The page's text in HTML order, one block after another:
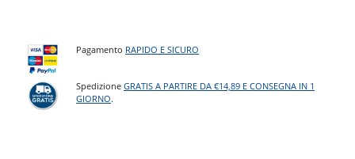
Pagamento RAPIDO E SICURO
SpedizioneGRATIS A PARTIRE DA €14,89 E CONSEGNA IN 1
GIORNO.